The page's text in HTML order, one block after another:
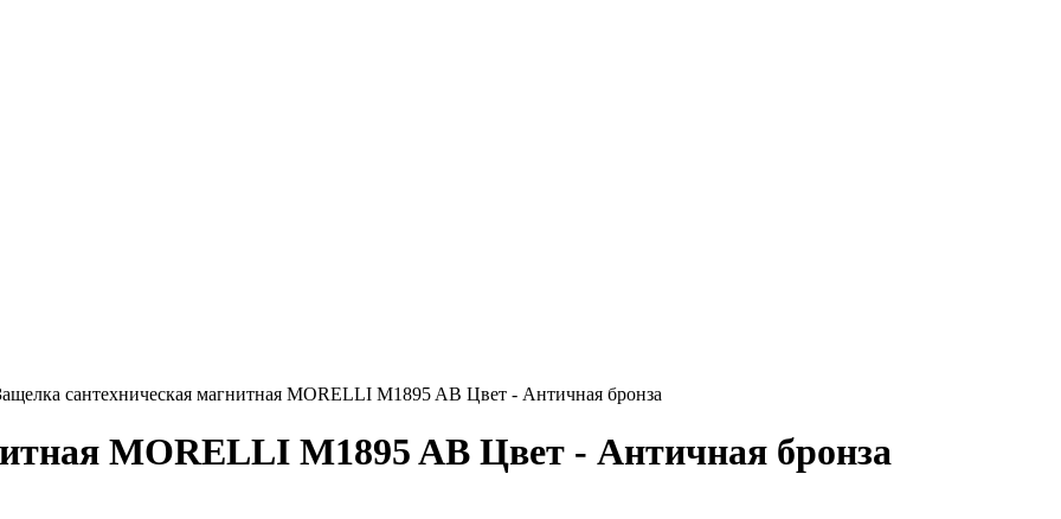
сантехническая магнитная MORELLI M1895 AB Цвет - Античная бронза
MORELLI M1895 AB Цвет - Античная бронза